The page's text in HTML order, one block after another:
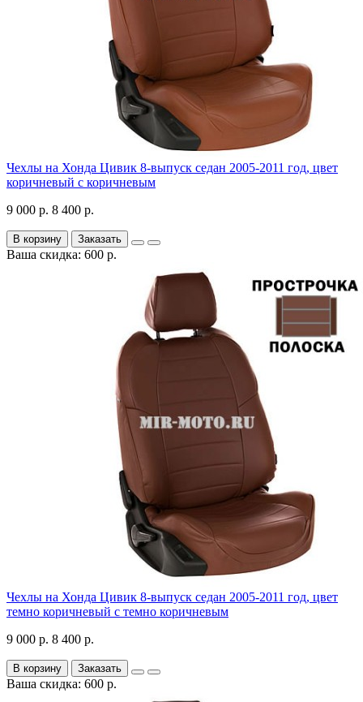
Чехлы на Хонда Цивик 8-выпуск седан 2005-2011 год, цвет
коричневый с коричневым
9 000 р. 8 400 р.
В корзину Заказать
Ваша скидка: 600 р.
Чехлы на Хонда Цивик 8-выпуск седан 2005-2011 год, цвет
темно коричневый с темно коричневым
9 000 р. 8 400 р.
В корзину Заказать
Ваша скидка: 600 р.